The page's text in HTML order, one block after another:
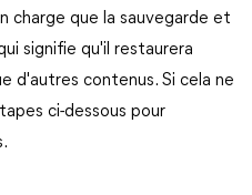
charge que la sauvegarde et
signifie qu'il restaurera
d'autres contenus. Si cela ne
ci-dessous pour